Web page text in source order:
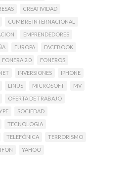
CREATIVIDAD
CUMBRE INTERNACIONAL
EMPRENDEDORES
EUROPA
FACEBOOK
FONERA 2.0
FONEROS
INVERSIONES
IPHONE
LINUS MICROSOFT
MV
OFERTA DE TRABAJO
SOCIEDAD
TECNOLOGIA
TELEFÓNICA
TERRORISMO
YAHOO